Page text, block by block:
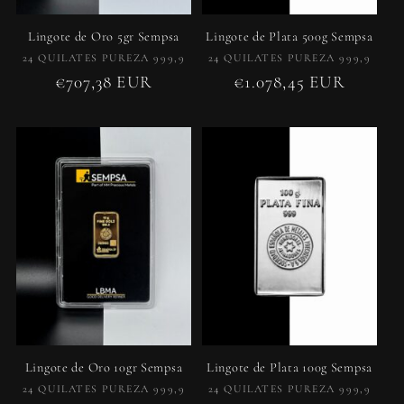
Lingote de Oro 5gr Sempsa
Proveedor:
24 QUILATES PUREZA 999,9
Precio
€707,38 EUR
Lingote de Plata 500g Sempsa
Proveedor:
24 QUILATES PUREZA 999,9
Precio
€1.078,45 EUR
Lingote de Oro 10gr Sempsa
Proveedor:
24 QUILATES PUREZA 999,9
Lingote de Plata 100g Sempsa
Proveedor:
24 QUILATES PUREZA 999,9